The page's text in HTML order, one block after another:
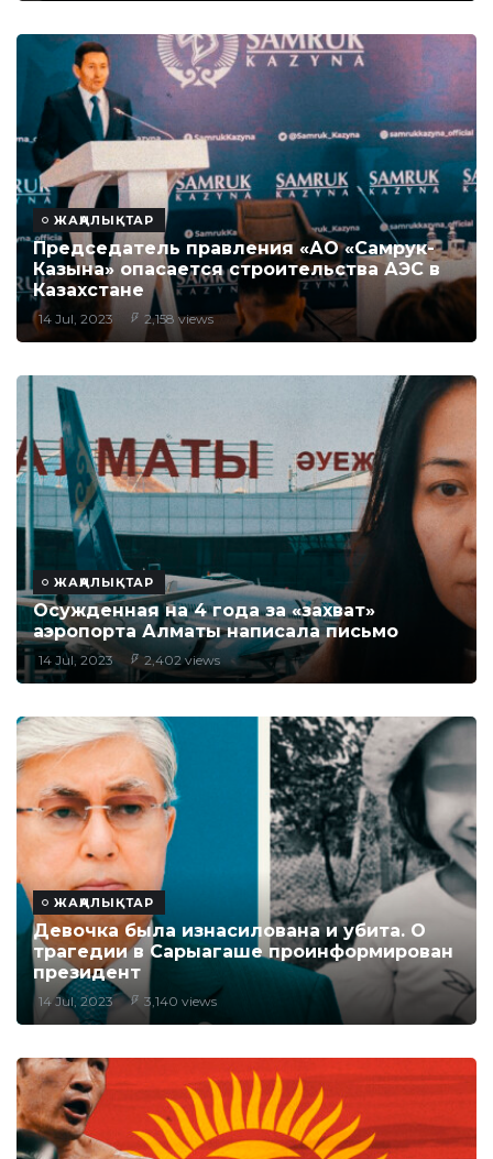
ЖАҢАЛЫҚТАР
Председатель правления «АО «Самрук-
Казына» опасается строительства АЭС в
Казахстане
14 Jul, 2023 2,158 views
ЖАҢАЛЫҚТАР
Осужденная на 4 года за «захват»
аэропорта Алматы написала письмо
14 Jul, 2023 2,402 views
ЖАҢАЛЫҚТАР
Девочка была изнасилована и убита. О
трагедии в Сарыагаше проинформирован
президент
14 Jul, 2023 3,140 views